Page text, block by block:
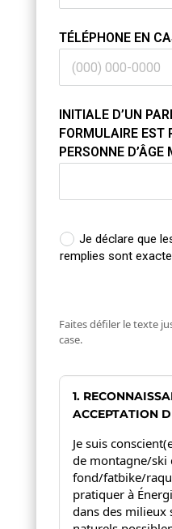
TÉLÉPHONE EN
INITIALE D’UN
FORMULAIRE EST
PERSONNE D’ÂGE
Je déclare que
remplies sont
Faites défiler le texte
case.
1.
ACCEPTATION
Je suis
de montagne/ski
fond/fatbike/
pratiquer à
dans des milieux